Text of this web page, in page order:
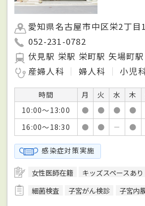
愛知県名古屋市中区栄2丁目
052-231-0782
伏見駅 栄駅 栄町駅 矢場町駅
産婦人科
婦人科 小児
時間 月 火 水 木
10:00～13:00
● ● ● ●
16:00～18:30
● ● － ●
感染症対策実施
女性医師在籍 キッズスペースあり
細菌検査
子宮がん検診 子宮内